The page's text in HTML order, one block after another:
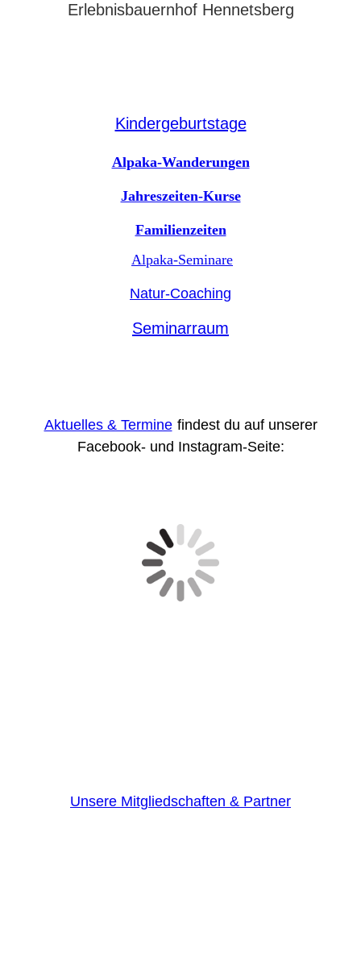
Erlebnisbauernhof Hennetsberg
Kindergeburtstage
Alpaka-Wanderungen
Jahreszeiten-Kurse
Familienzeiten
Alpaka-Seminare
Natur-Coaching
Seminarraum
Aktuelles & Termine findest du auf unserer
Facebook- und Instagram-Seite:
Unsere Mitgliedschaften & Partner